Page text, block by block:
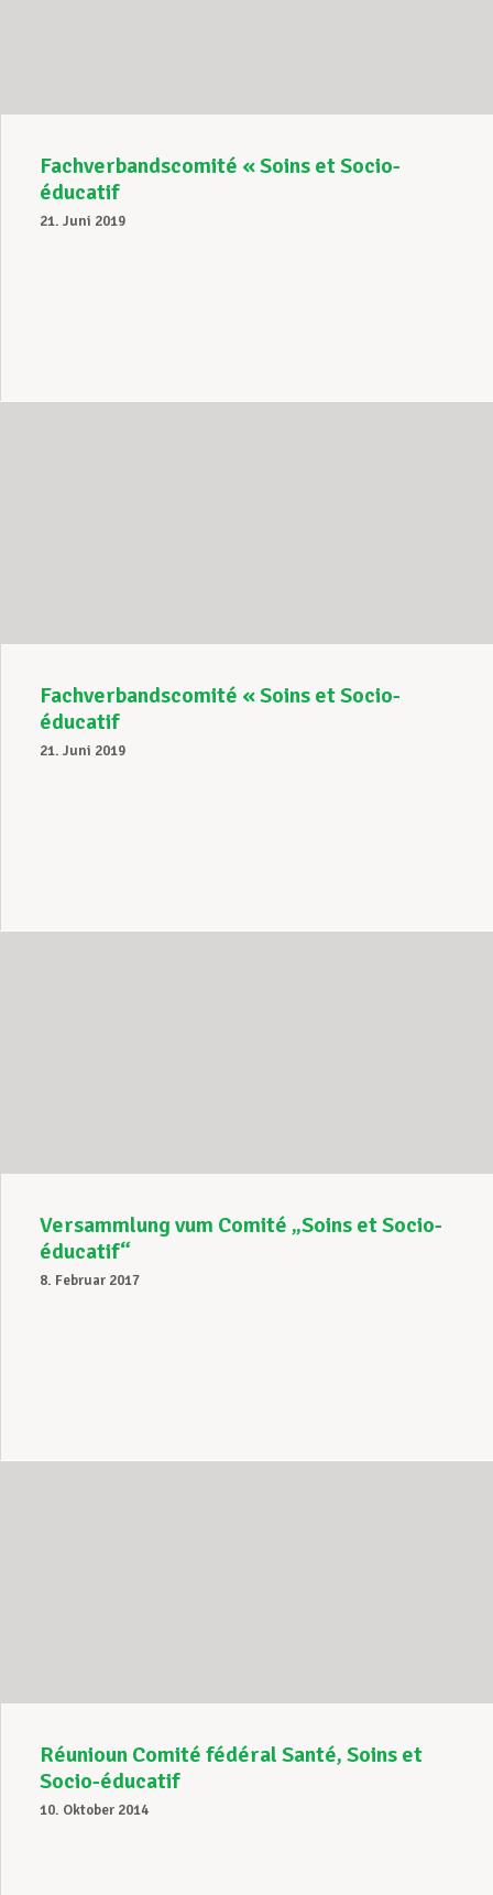
Mitglied werden
Fachverbandscomité « Soins et Socio-
éducatif
21. Juni 2019
Fachverbandscomité « Soins et Socio-
éducatif
21. Juni 2019
Versammlung vum Comité „Soins et Socio-
éducatif“
8. Februar 2017
Réunioun Comité fédéral Santé, Soins et
Socio-éducatif
10. Oktober 2014